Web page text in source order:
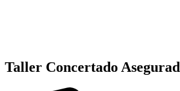
Taller Concertado